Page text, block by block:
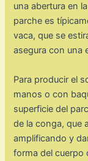
una abertura en
parche es
vaca, que se
asegura con una
Para producir el
manos o con
superficie del
de la conga, que
amplificando y
forma del cuerpo